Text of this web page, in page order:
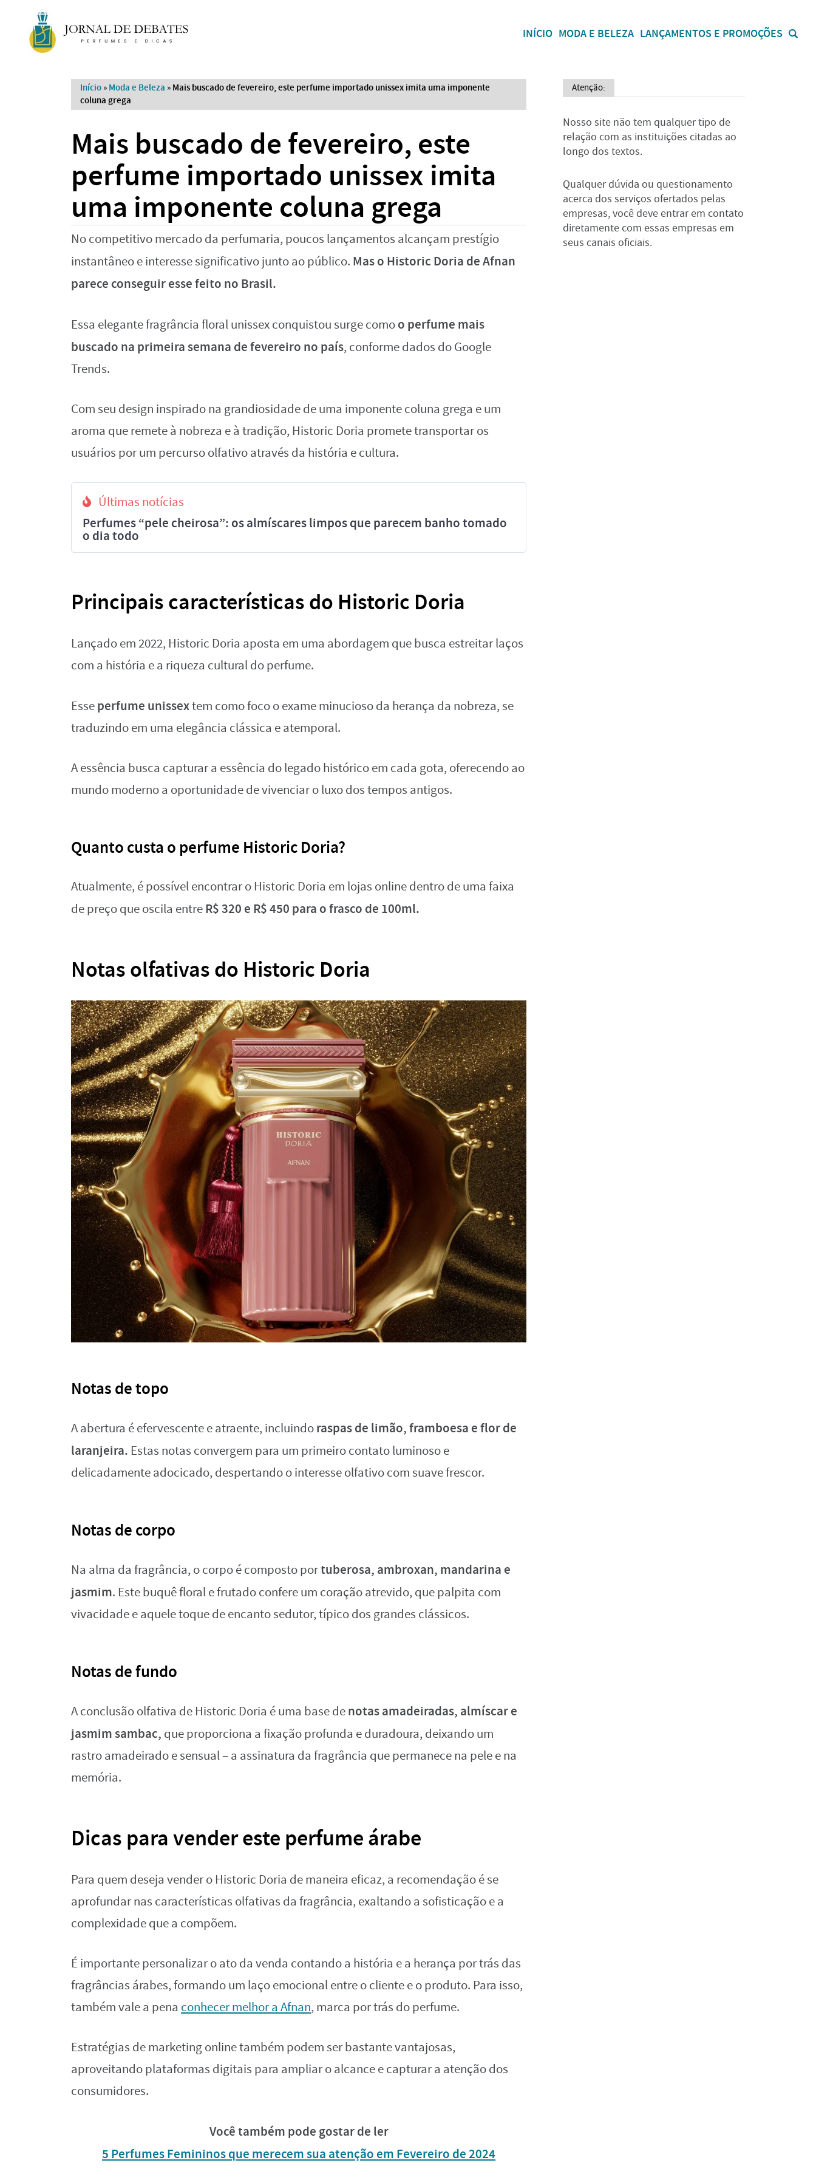
INÍCIO MODA E BELEZA LANÇAMENTOS E PROMOÇÕES
Início » Moda e Beleza » Mais buscado de fevereiro, este perfume importado unissex imita uma imponente
coluna grega
Mais buscado de fevereiro, este
perfume importado unissex imita
uma imponente coluna grega
No competitivo mercado da perfumaria, poucos lançamentos alcançam prestígio
instantâneo e interesse significativo junto ao público. Mas o Historic Doria de Afnan
parece conseguir esse feito no Brasil.
Essa elegante fragrância floral unissex conquistou surge comoo perfume mais
buscado na primeira semana de fevereiro no país, conforme dados do Google
Trends.
Com seu design inspirado na grandiosidade de uma imponente coluna grega e um
aroma que remete à nobreza e à tradição, Historic Doria promete transportar os
usuários por um percurso olfativo através da história e cultura.
Últimas notícias
Perfumes “pele cheirosa”: os almíscares limpos que parecem banho tomado
o dia todo
Principais características do Historic Doria
Lançado em 2022, Historic Doria aposta em uma abordagem que busca estreitar laços
com a história e a riqueza cultural do perfume.
Esseperfume unissextem como foco o exame minucioso da herança da nobreza, se
traduzindo em uma elegância clássica e atemporal.
A essência busca capturar a essência do legado histórico em cada gota, oferecendo ao
mundo moderno a oportunidade de vivenciar o luxo dos tempos antigos.
Quanto custa o perfume Historic Doria?
Atualmente, é possível encontrar o Historic Doria em lojas online dentro de uma faixa
de preço que oscila entreR$ 320 e R$ 450 para o frasco de 100ml.
Notas olfativas do Historic Doria
Notas de topo
A abertura é efervescente e atraente, incluindoraspas de limão, framboesa e flor de
laranjeira. Estas notas convergem para um primeiro contato luminoso e
delicadamente adocicado, despertando o interesse olfativo com suave frescor.
Notas de corpo
Na alma da fragrância, o corpo é composto portuberosa, ambroxan, mandarina e
jasmim. Este buquê floral e frutado confere um coração atrevido, que palpita com
vivacidade e aquele toque de encanto sedutor, típico dos grandes clássicos.
Notas de fundo
A conclusão olfativa de Historic Doria é uma base denotas amadeiradas, almíscar e
jasmim sambac, que proporciona a fixação profunda e duradoura, deixando um
rastro amadeirado e sensual – a assinatura da fragrância que permanece na pele e na
memória.
Dicas para vender este perfume árabe
Para quem deseja vender o Historic Doria de maneira eficaz, a recomendação é se
aprofundar nas características olfativas da fragrância, exaltando a sofisticação e a
complexidade que a compõem.
É importante personalizar o ato da venda contando a história e a herança por trás das
fragrâncias árabes, formando um laço emocional entre o cliente e o produto. Para isso,
também vale a pena conhecer melhor a Afnan, marca por trás do perfume.
Estratégias de marketing online também podem ser bastante vantajosas,
aproveitando plataformas digitais para ampliar o alcance e capturar a atenção dos
consumidores.
Você também pode gostar de ler
5 Perfumes Femininos que merecem sua atenção em Fevereiro de 2024
Atenção:
Nosso site não tem qualquer tipo de
relação com as instituições citadas ao
longo dos textos.
Qualquer dúvida ou questionamento
acerca dos serviços ofertados pelas
empresas, você deve entrar em contato
diretamente com essas empresas em
seus canais oficiais.